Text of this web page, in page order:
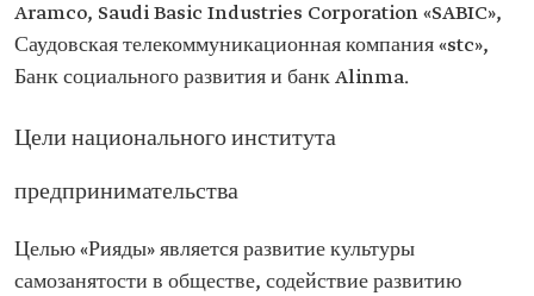
Aramco, Saudi Basic Industries Corporation «SABIC»,
Саудовская телекоммуникационная компания «stc»,
Банк социального развития и банк Alinma.
Цели национального института
предпринимательства
Целью «Рияды» является развитие культуры
самозанятости в обществе, содействие развитию